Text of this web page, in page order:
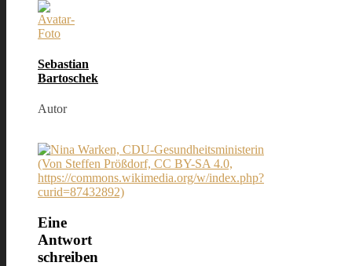
Sebastian
Bartoschek
Autor
Eine
Antwort
schreiben